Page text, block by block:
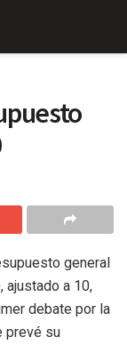
general
ajustado a 10,
debate por la
prevé su